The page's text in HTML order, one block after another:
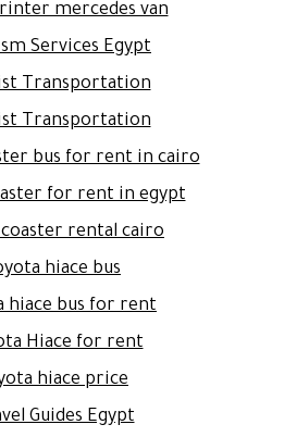
mercedes van
Services Egypt
Transportation
Transportation
bus for rent in cairo
for rent in egypt
rental cairo
hiace bus
hiace bus for rent
Hiace for rent
hiace price
Guides Egypt